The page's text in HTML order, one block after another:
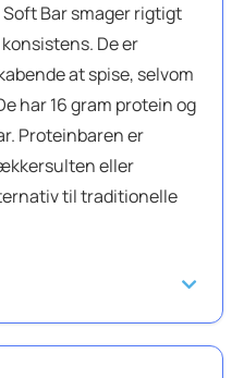
Bar smager rigtigt
De er
at spise, selvom
har 16 gram protein og
Proteinbaren er
eller
til traditionelle